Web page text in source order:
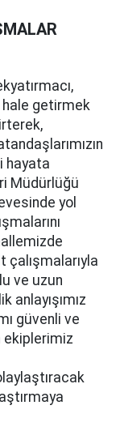
hale getirmek
hayata
Müdürlüğü
yol
ve uzun
anlayışımız
güvenli ve
ekiplerimiz